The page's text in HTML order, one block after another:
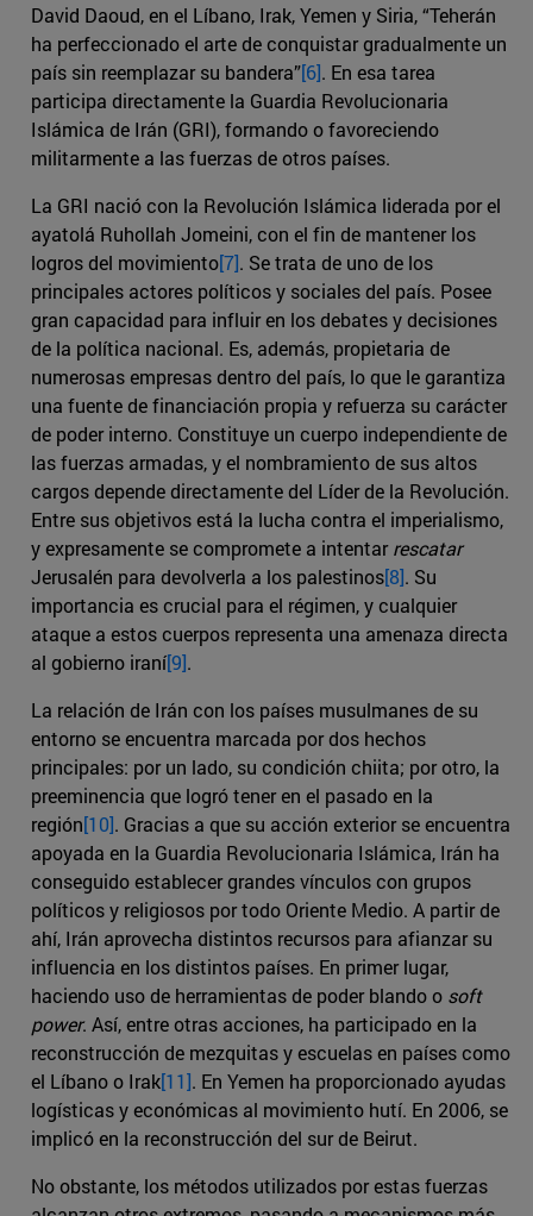
David Daoud, en el Líbano, Irak, Yemen y Siria, “Teherán
ha perfeccionado el arte de conquistar gradualmente un
país sin reemplazar su bandera”[6]. En esa tarea
participa directamente la Guardia Revolucionaria
Islámica de Irán (GRI), formando o favoreciendo
militarmente a las fuerzas de otros países.
La GRI nació con la Revolución Islámica liderada por el
ayatolá Ruhollah Jomeini, con el fin de mantener los
logros del movimiento[7]. Se trata de uno de los
principales actores políticos y sociales del país. Posee
gran capacidad para influir en los debates y decisiones
de la política nacional. Es, además, propietaria de
numerosas empresas dentro del país, lo que le garantiza
una fuente de financiación propia y refuerza su carácter
de poder interno. Constituye un cuerpo independiente de
las fuerzas armadas, y el nombramiento de sus altos
cargos depende directamente del Líder de la Revolución.
Entre sus objetivos está la lucha contra el imperialismo,
y expresamente se compromete a intentarrescatar
Jerusalén para devolverla a los palestinos[8]. Su
importancia es crucial para el régimen, y cualquier
ataque a estos cuerpos representa una amenaza directa
al gobierno iraní[9].
La relación de Irán con los países musulmanes de su
entorno se encuentra marcada por dos hechos
principales: por un lado, su condición chiita; por otro, la
preeminencia que logró tener en el pasado en la
región[10]. Gracias a que su acción exterior se encuentra
apoyada en la Guardia Revolucionaria Islámica, Irán ha
conseguido establecer grandes vínculos con grupos
políticos y religiosos por todo Oriente Medio. A partir de
ahí, Irán aprovecha distintos recursos para afianzar su
influencia en los distintos países. En primer lugar,
haciendo uso de herramientas de poder blando o soft
power. Así, entre otras acciones, ha participado en la
reconstrucción de mezquitas y escuelas en países como
el Líbano o Irak[11]. En Yemen ha proporcionado ayudas
logísticas y económicas al movimiento hutí. En 2006, se
implicó en la reconstrucción del sur de Beirut.
No obstante, los métodos utilizados por estas fuerzas